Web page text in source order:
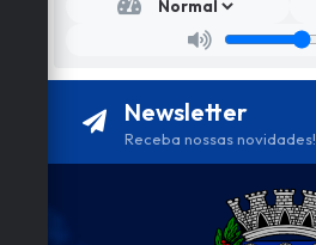
Newsletter
Receba nossas novidades!